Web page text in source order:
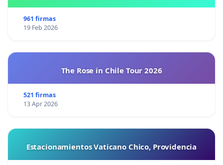
961 firmas
19 Feb 2026
The Rose in Chile Tour 2026
521 firmas
13 Apr 2026
Estacionamientos Vaticano Chico, Providencia